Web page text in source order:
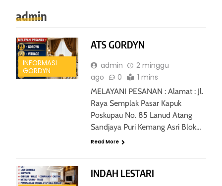
admin
INFORMASI
GORDYN
ATS GORDYN
admin
2 minggu
ago
0 1 mins
MELAYANI PESANAN : Alamat : Jl.
Raya Semplak Pasar Kapuk
Poskupau No. 85 Lanud Atang
Sandjaya Puri Kemang Asri Blok…
Read More
INDAH LESTARI